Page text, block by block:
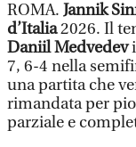
ROMA. Jannik
d’Italia2026. Il
Daniil Medvedev
7, 6-4 nella
una partita che
rimandata per
parziale e